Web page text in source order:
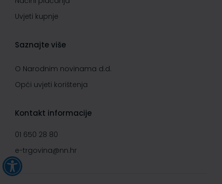
Uvjeti kupnje
Saznajte više
O Narodnim novinama d.d.
Opći uvjeti korištenja
Kontakt informacije
01 650 28 80
e-trgovina@nn.hr